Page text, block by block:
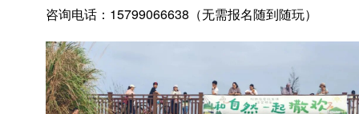
咨询电话：15799066638（无需报名随到随玩）